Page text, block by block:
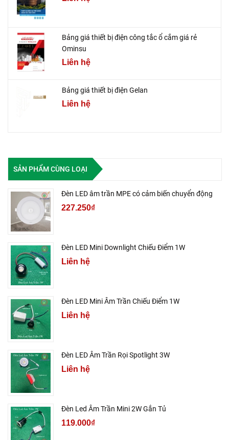
Bảng giá thiết bị điện công tắc ổ cắm giá rẻ
Ominsu
Liên hệ
Bảng giá thiết bị điện Gelan
Liên hệ
SẢN PHẨM CÙNG LOẠI
Đèn LED âm trần MPE có cảm biến chuyển động
227.250₫
Đèn LED Mini Downlight Chiếu Điểm 1W
Liên hệ
Đèn LED Mini Âm Trần Chiếu Điểm 1W
Liên hệ
Đèn LED Âm Trần Rọi Spotlight 3W
Liên hệ
Đèn Led Âm Trần Mini 2W Gắn Tủ
119.000₫